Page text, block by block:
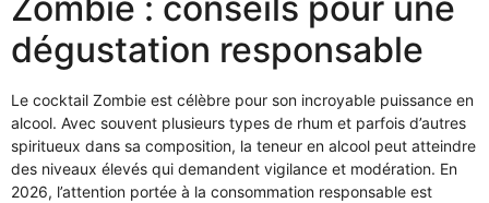
dégustation responsable
Le cocktail Zombie est célèbre pour son incroyable puissance en
alcool. Avec souvent plusieurs types de rhum et parfois d’autres
spiritueux dans sa composition, la teneur en alcool peut atteindre
des niveaux élevés qui demandent vigilance et modération. En
2026, l’attention portée à la consommation responsable est